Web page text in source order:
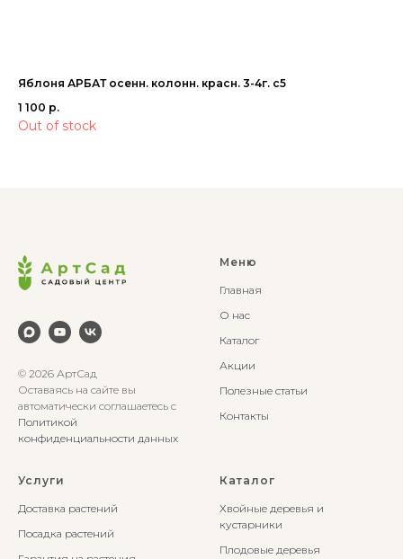
Яблоня АРБАТ осенн. колонн. красн. 3-4г. с5
1 100 р.
Out of stock
© 2026 АртСад
Оставаясь на сайте вы
автоматически соглашаетесь с
Политикой
конфиденциальности данных
Меню
Главная
О нас
Каталог
Акции
Полезные статьи
Контакты
Услуги
Доставка растений
Посадка растений
Каталог
Хвойные деревья и
кустарники
Плодовые деревья